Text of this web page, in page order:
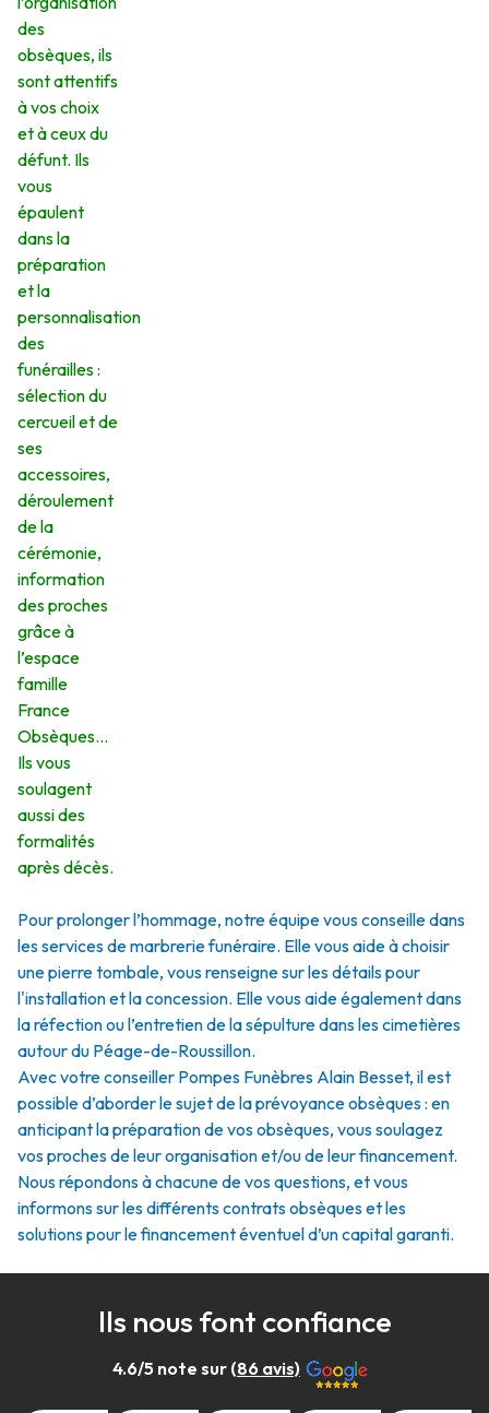
des
obsèques, ils
sont attentifs
à vos choix
et à ceux du
défunt. Ils
vous
épaulent
dans la
préparation
et la
personnalisation
des
funérailles :
sélection du
cercueil et de
ses
accessoires,
déroulement
de la
cérémonie,
information
des proches
grâce à
l’espace
famille
France
Obsèques…
Ils vous
soulagent
aussi des
formalités
après décès.
Pour prolonger l’hommage, notre équipe vous conseille dans
les services de marbrerie funéraire. Elle vous aide à choisir
une pierre tombale, vous renseigne sur les détails pour
l'installation et la concession. Elle vous aide également dans
la réfection ou l’entretien de la sépulture dans les cimetières
autour du Péage-de-Roussillon.
Avec votre conseiller Pompes Funèbres Alain Besset, il est
possible d’aborder le sujet de la prévoyance obsèques : en
anticipant la préparation de vos obsèques, vous soulagez
vos proches de leur organisation et/ou de leur financement.
Nous répondons à chacune de vos questions, et vous
informons sur les différents contrats obsèques et les
solutions pour le financement éventuel d’un capital garanti.
Ils nous font confiance
4.6/5 note sur (86 avis)